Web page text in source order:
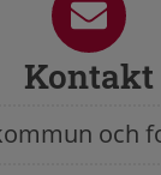
Kontakt
och